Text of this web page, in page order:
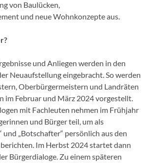
von Baulücken,
und neue Wohnkonzepte aus.
und Anliegen werden in den
Neuaufstellung eingebracht. So werden
Oberbürgermeistern und Landräten
im Februar und März 2024 vorgestellt.
mit Fachleuten nehmen im Frühjahr
und Bürger teil, um als
und „Botschafter“ persönlich aus den
Im Herbst 2024 startet dann
Bürgerdialoge. Zu einem späteren